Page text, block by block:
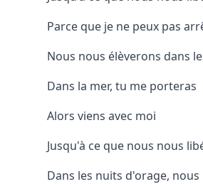
Parce que je ne peux pas
Nous nous élèverons dans
Dans la mer, tu me porteras
Alors viens avec moi
Jusqu'à ce que nous nous
Dans les nuits d'orage,